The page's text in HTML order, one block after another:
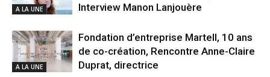
A LA UNE
Interview Manon Lanjouère
A LA UNE
Fondation d’entreprise Martell, 10 ans
de co-création, Rencontre Anne-Claire
Duprat, directrice